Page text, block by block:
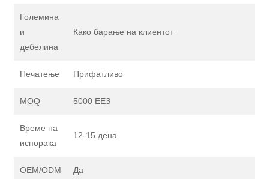
Големина
и
дебелина
Како барање на клиентот
Печатење Прифатливо
MOQ 5000 ЕЕЗ
Време на
испорака
12-15 дена
OEM/ODM Да